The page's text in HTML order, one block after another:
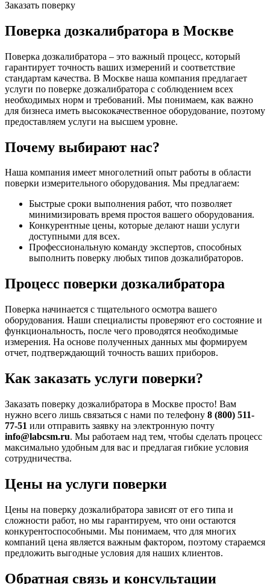
Заказать поверку
Поверка дозкалибратора в Москве
Поверка дозкалибратора – это важный процесс, который
гарантирует точность ваших измерений и соответствие
стандартам качества. В Москве наша компания предлагает
услуги по поверке дозкалибратора с соблюдением всех
необходимых норм и требований. Мы понимаем, как важно
для бизнеса иметь высококачественное оборудование, поэтому
предоставляем услуги на высшем уровне.
Почему выбирают нас?
Наша компания имеет многолетний опыт работы в области
поверки измерительного оборудования. Мы предлагаем:
Быстрые сроки выполнения работ, что позволяет
минимизировать время простоя вашего оборудования.
Конкурентные цены, которые делают наши услуги
доступными для всех.
Профессиональную команду экспертов, способных
выполнить поверку любых типов дозкалибраторов.
Процесс поверки дозкалибратора
Поверка начинается с тщательного осмотра вашего
оборудования. Наши специалисты проверяют его состояние и
функциональность, после чего проводятся необходимые
измерения. На основе полученных данных мы формируем
отчет, подтверждающий точность ваших приборов.
Как заказать услуги поверки?
Заказать поверку дозкалибратора в Москве просто! Вам
нужно всего лишь связаться с нами по телефону 8 (800) 511-
77-51 или отправить заявку на электронную почту
info@labcsm.ru. Мы работаем над тем, чтобы сделать процесс
максимально удобным для вас и предлагая гибкие условия
сотрудничества.
Цены на услуги поверки
Цены на поверку дозкалибратора зависят от его типа и
сложности работ, но мы гарантируем, что они остаются
конкурентоспособными. Мы понимаем, что для многих
компаний цена является важным фактором, поэтому стараемся
предложить выгодные условия для наших клиентов.
Обратная связь и консультации